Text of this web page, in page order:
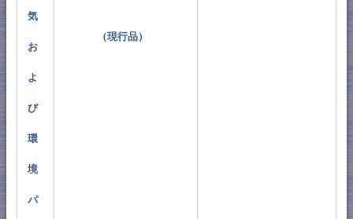
気
お
よ
び
環
境
パ
（現行品）